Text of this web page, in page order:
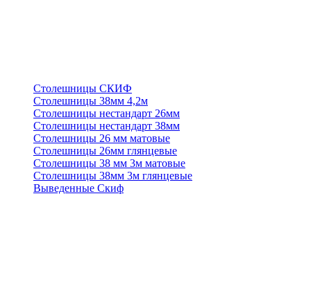
Столешницы СКИФ
Столешницы 38мм 4,2м
Столешницы нестандарт 26мм
Столешницы нестандарт 38мм
Столешницы 26 мм матовые
Столешницы 26мм глянцевые
Столешницы 38 мм 3м матовые
Столешницы 38мм 3м глянцевые
Выведенные Скиф